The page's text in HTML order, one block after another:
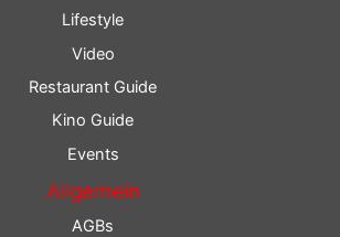
Lifestyle
Video
Restaurant Guide
Kino Guide
Events
Allgemein
AGBs